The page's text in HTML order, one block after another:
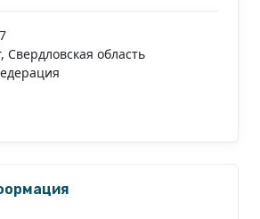
, Свердловская область